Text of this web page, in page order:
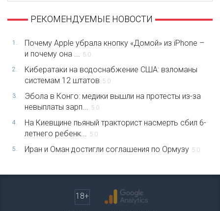
РЕКОМЕНДУЕМЫЕ НОВОСТИ
1.
Почему Apple убрала кнопку «Домой» из iPhone –
и почему она ...
5.0
2.
Кибератаки на водоснабжение США: взломаны
системам 12 штатов 5.0
3.
Эбола в Конго: медики вышли на протесты из-за
невыплаты зарп...
5.0
4.
На Киевщине пьяный тракторист насмерть сбил 6-
летнего ребенк...
5.0
5. Иран и Оман достигли соглашения по Ормузу 5.0
18+